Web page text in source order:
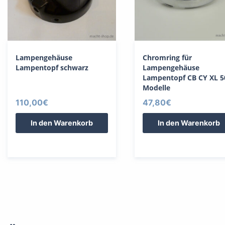
Lampengehäuse
Lampentopf schwarz
110,00€
In den Warenkorb
Chromring für
Lampengehäuse
Lampentopf CB CY XL
Modelle
47,80€
In den Warenkorb